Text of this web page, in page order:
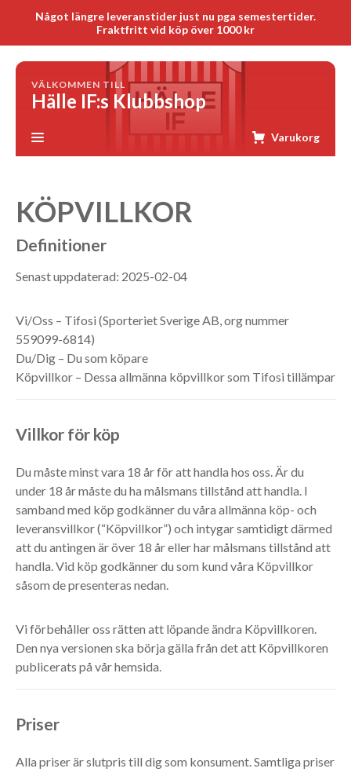
Något längre leveranstider just nu pga semestertider.
Fraktfritt vid köp över 1000 kr
VÄLKOMMEN TILL
Hälle IF:s Klubbshop
Varukorg
KÖPVILLKOR
Definitioner
Senast uppdaterad: 2025-02-04
Vi/Oss – Tifosi (Sporteriet Sverige AB, org nummer
559099-6814)
Du/Dig – Du som köpare
Köpvillkor – Dessa allmänna köpvillkor som Tifosi tillämpar
Villkor för köp
Du måste minst vara 18 år för att handla hos oss. Är du
under 18 år måste du ha målsmans tillstånd att handla. I
samband med köp godkänner du våra allmänna köp- och
leveransvillkor (“Köpvillkor”) och intygar samtidigt därmed
att du antingen är över 18 år eller har målsmans tillstånd att
handla. Vid köp godkänner du som kund våra Köpvillkor
såsom de presenteras nedan.
Vi förbehåller oss rätten att löpande ändra Köpvillkoren.
Den nya versionen ska börja gälla från det att Köpvillkoren
publicerats på vår hemsida.
Priser
Alla priser är slutpris till dig som konsument. Samtliga priser